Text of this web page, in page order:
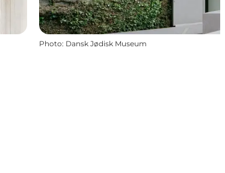
Photo: Dansk Jødisk Museum